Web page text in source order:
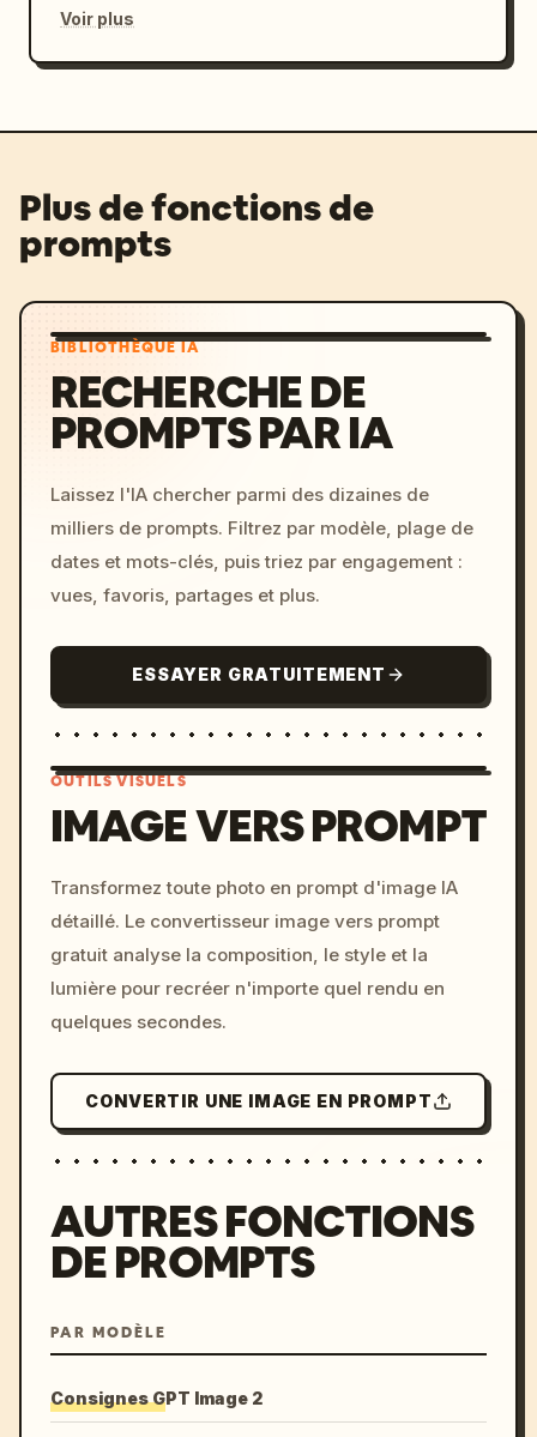
Voir plus
Plus de fonctions de
prompts
BIBLIOTHÈQUE IA
RECHERCHE DE
PROMPTS PAR IA
Laissez l'IA chercher parmi des dizaines de
milliers de prompts. Filtrez par modèle, plage de
dates et mots-clés, puis triez par engagement :
vues, favoris, partages et plus.
ESSAYER GRATUITEMENT
c, cyberpunk sunset, neon
colors, 8k --v 6.0
OUTILS VISUELS
IMAGE VERS PROMPT
Transformez toute photo en prompt d'image IA
détaillé. Le convertisseur image vers prompt
gratuit analyse la composition, le style et la
lumière pour recréer n'importe quel rendu en
quelques secondes.
CONVERTIR UNE IMAGE EN PROMPT
AUTRES FONCTIONS
DE PROMPTS
PAR MODÈLE
Consignes GPT Image 2